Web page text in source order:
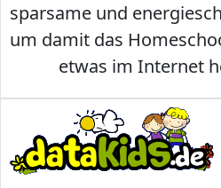
sparsame und
um damit das
etwas im Internet